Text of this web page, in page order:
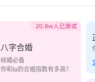
八字合婚
结婚必备
你和ta的合婚指数有多高？